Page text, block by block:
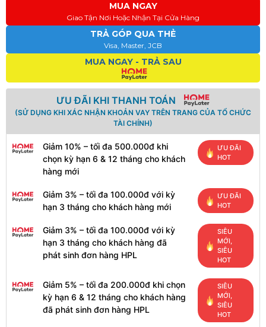
MUA NGAY
Giao Tận Nơi Hoặc Nhận Tại Cửa Hàng
TRẢ GÓP QUA THẺ
Visa, Master, JCB
MUA NGAY - TRẢ SAU
ƯU ĐÃI KHI THANH TOÁN
(SỬ DỤNG KHI XÁC NHẬN KHOẢN VAY TRÊN TRANG CỦA TỔ CHỨC
TÀI CHÍNH)
Giảm 10% – tối đa 500.000đ khi
chọn kỳ hạn 6 & 12 tháng cho khách
hàng mới
ƯU ĐÃI
HOT
Giảm 3% – tối đa 100.000đ với kỳ
hạn 3 tháng cho khách hàng mới
ƯU ĐÃI
HOT
Giảm 3% – tối đa 100.000đ với kỳ
hạn 3 tháng cho khách hàng đã
phát sinh đơn hàng HPL
SIÊU
MỚI,
SIÊU
HOT
Giảm 5% – tối đa 200.000đ khi chọn
kỳ hạn 6 & 12 tháng cho khách hàng
đã phát sinh đơn hàng HPL
SIÊU
MỚI,
SIÊU
HOT